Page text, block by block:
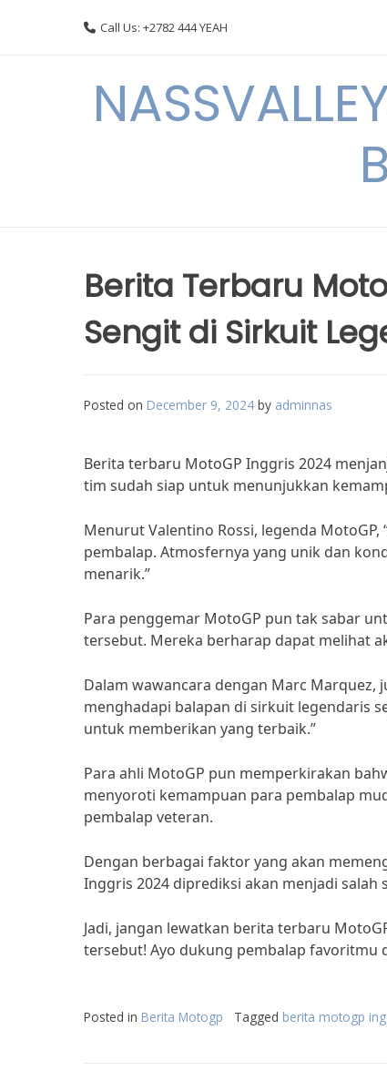
Call Us: +2782 444 YEAH
Berita Terbaru
Sengit di Sirkuit
Posted on December 9, 2024 by adminnas
Berita terbaru MotoGP Inggris 2024
tim sudah siap untuk menunjukkan
Menurut Valentino Rossi, legenda
pembalap. Atmosfernya yang unik dan
menarik.”
Para penggemar MotoGP pun tak sabar
tersebut. Mereka berharap dapat melihat
Dalam wawancara dengan Marc Marquez,
menghadapi balapan di sirkuit legendaris
untuk memberikan yang terbaik.”
Para ahli MotoGP pun memperkirakan
menyoroti kemampuan para pembalap
pembalap veteran.
Dengan berbagai faktor yang akan
Inggris 2024 diprediksi akan menjadi salah
Jadi, jangan lewatkan berita terbaru
tersebut! Ayo dukung pembalap favoritmu
Posted in Berita Motogp Tagged berita motogp